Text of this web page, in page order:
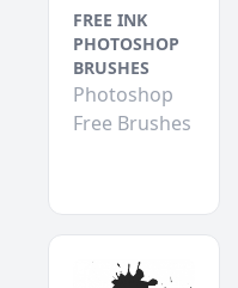
FREE INK
PHOTOSHOP
BRUSHES
Photoshop
Free Brushes